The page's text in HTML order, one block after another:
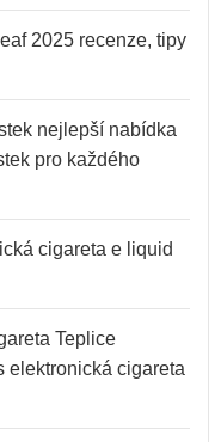
2025 recenze, tipy
nejlepší nabídka
pro každého
cigareta e liquid
Teplice
elektronická cigareta